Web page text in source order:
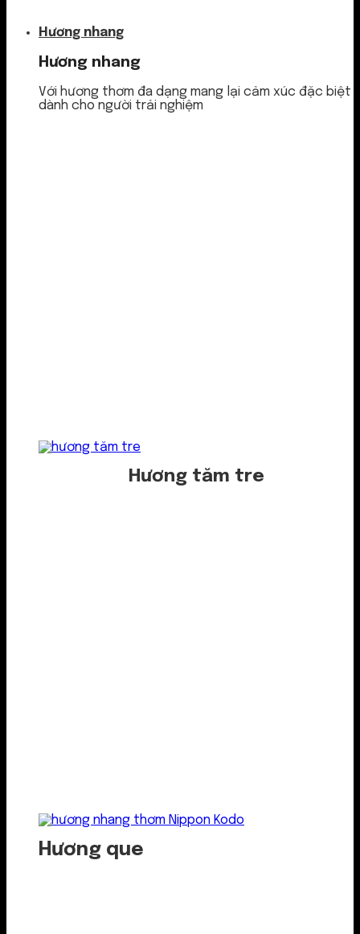
Hương nhang
Hương nhang
Với hương thơm đa dạng mang lại cảm xúc đặc biệt
dành cho người trải nghiệm
Hương tăm tre
Hương que